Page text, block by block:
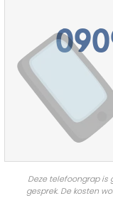
Deze telefoongrap is
gesprek. De kosten